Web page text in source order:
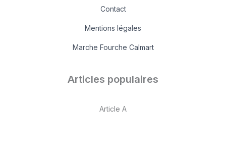
Contact
Mentions légales
Marche Fourche Calmart
Articles populaires
Article A